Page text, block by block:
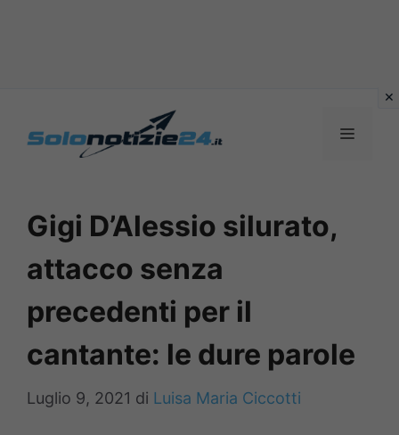
MENU
Gigi D’Alessio silurato,
attacco senza
precedenti per il
cantante: le dure parole
Luglio 9, 2021 di Luisa Maria Ciccotti